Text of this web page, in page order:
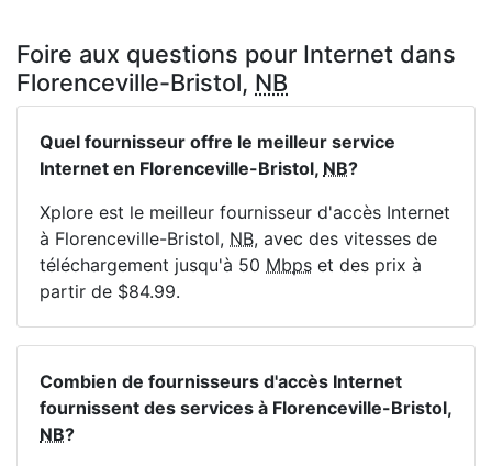
Foire aux questions pour Internet dans
Florenceville-Bristol, NB
Quel fournisseur offre le meilleur service
Internet en Florenceville-Bristol, NB?
Xplore est le meilleur fournisseur d'accès Internet
à Florenceville-Bristol, NB, avec des vitesses de
téléchargement jusqu'à 50 Mbps et des prix à
partir de $84.99.
Combien de fournisseurs d'accès Internet
fournissent des services à Florenceville-Bristol,
NB?